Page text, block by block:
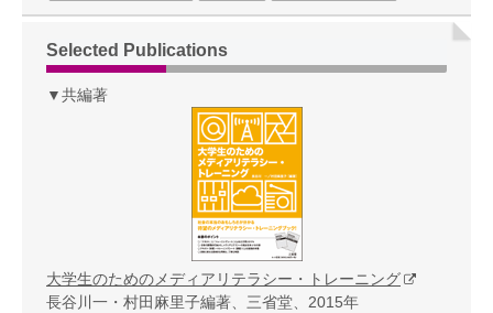
Selected Publications
▼共編著
大学生のためのメディアリテラシー・トレーニング
長谷川一・村田麻里子編著、三省堂、2015年